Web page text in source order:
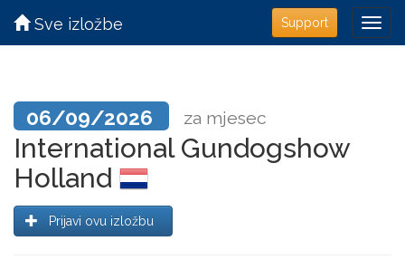
Support
Sve izložbe
06/09/2026 za mjesec
International Gundogshow
Holland
Prijavi ovu izložbu